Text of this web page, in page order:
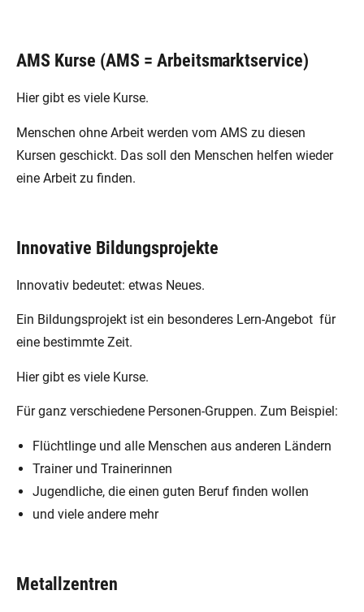
AMS Kurse (AMS = Arbeitsmarktservice)
Hier gibt es viele Kurse.
Menschen ohne Arbeit werden vom AMS zu diesen
Kursen geschickt. Das soll den Menschen helfen wieder
eine Arbeit zu finden.
Innovative Bildungsprojekte
Innovativ bedeutet: etwas Neues.
Ein Bildungsprojekt ist ein besonderes Lern-Angebot für
eine bestimmte Zeit.
Hier gibt es viele Kurse.
Für ganz verschiedene Personen-Gruppen. Zum Beispiel:
Flüchtlinge und alle Menschen aus anderen Ländern
Trainer und Trainerinnen
Jugendliche, die einen guten Beruf finden wollen
und viele andere mehr
Metallzentren